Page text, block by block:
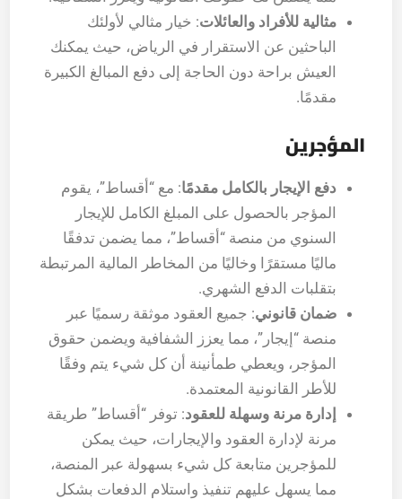
مثالية للأفراد والعائلات: خيار مثالي لأولئك
الباحثين عن الاستقرار في الرياض، حيث يمكنك
العيش براحة دون الحاجة إلى دفع المبالغ الكبيرة
مقدمًا.
المؤجرين
دفع الإيجار بالكامل مقدمًا: مع “أقساط”، يقوم
المؤجر بالحصول على المبلغ الكامل للإيجار
السنوي من منصة “أقساط”، مما يضمن تدفقًا
ماليًا مستقرًا وخاليًا من المخاطر المالية المرتبطة
بتقلبات الدفع الشهري.
ضمان قانوني: جميع العقود موثقة رسميًا عبر
منصة “إيجار”، مما يعزز الشفافية ويضمن حقوق
المؤجر، ويعطي طمأنينة أن كل شيء يتم وفقًا
للأطر القانونية المعتمدة.
إدارة مرنة وسهلة للعقود: توفر “أقساط” طريقة
مرنة لإدارة العقود والإيجارات، حيث يمكن
للمؤجرين متابعة كل شيء بسهولة عبر المنصة،
مما يسهل عليهم تنفيذ واستلام الدفعات بشكل